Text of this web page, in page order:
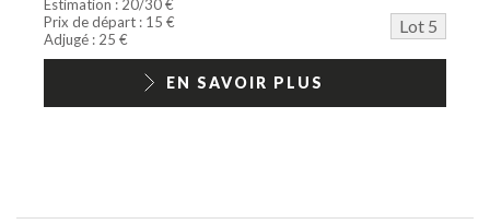
Estimation : 20/30 €
Prix de départ : 15 €
Lot 5
Adjugé : 25 €
EN SAVOIR PLUS